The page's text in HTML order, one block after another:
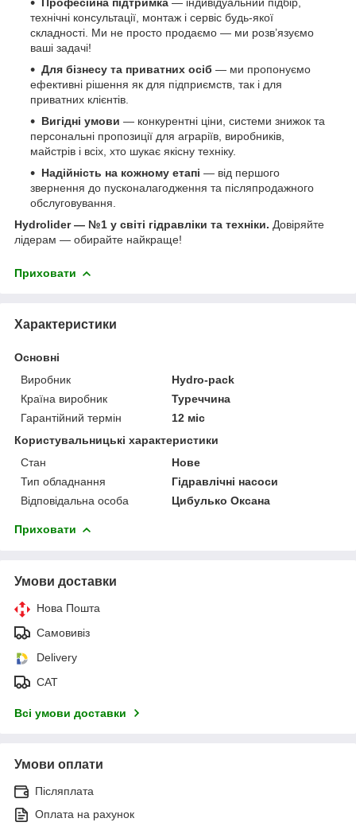
технічні консультації, монтаж і сервіс будь-якої
складності. Ми не просто продаємо — ми розв’язуємо
ваші задачі!
Для бізнесу та приватних осіб — ми пропонуємо
ефективні рішення як для підприємств, так і для
приватних клієнтів.
Вигідні умови — конкурентні ціни, системи знижок та
персональні пропозиції для аграріїв, виробників,
майстрів і всіх, хто шукає якісну техніку.
Надійність на кожному етапі — від першого
звернення до пусконалагодження та післяпродажного
обслуговування.
Hydrolider — №1 у світі гідравліки та техніки. Довіряйте
лідерам — обирайте найкраще!
Приховати
Характеристики
Основні
Виробник
Hydro-pack
Країна виробник
Туреччина
Гарантійний термін
12 міс
Користувальницькі характеристики
Стан
Нове
Тип обладнання
Гідравлічні насоси
Відповідальна особа
Цибулько Оксана
Приховати
Умови доставки
Нова Пошта
Самовивіз
Delivery
САТ
Всі умови доставки
Умови оплати
Післяплата
Оплата на рахунок